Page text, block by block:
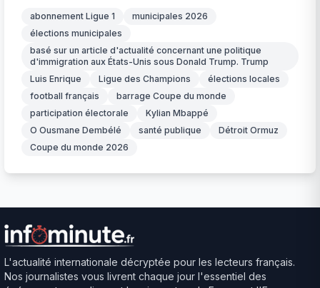
abonnement Ligue 1
municipales 2026
élections municipales
basé sur un article d'actualité concernant une politique
d'immigration aux États-Unis sous Donald Trump. Trump
Luis Enrique
Ligue des Champions
élections locales
football français
barrage Coupe du monde
participation électorale
Kylian Mbappé
O Ousmane Dembélé
santé publique
Détroit Ormuz
Coupe du monde 2026
L'actualité internationale décryptée pour les lecteurs français.
Nos journalistes vous livrent chaque jour l'essentiel des